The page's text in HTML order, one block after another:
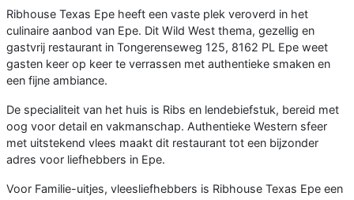
Ribhouse Texas Epe heeft een vaste plek veroverd in het
culinaire aanbod van Epe. Dit Wild West thema, gezellig en
gastvrij restaurant in Tongerenseweg 125, 8162 PL Epe weet
gasten keer op keer te verrassen met authentieke smaken en
een fijne ambiance.
De specialiteit van het huis is Ribs en lendebiefstuk, bereid met
oog voor detail en vakmanschap. Authentieke Western sfeer
met uitstekend vlees maakt dit restaurant tot een bijzonder
adres voor liefhebbers in Epe.
Voor Familie-uitjes, vleesliefhebbers is Ribhouse Texas Epe een